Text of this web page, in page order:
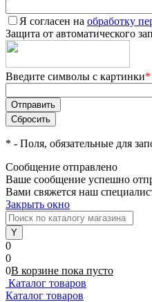
Я согласен на обработку
Защита от автоматического
Введите символы с картинки*
* - Поля, обязательные для
Сообщение отправлено
Ваше сообщение успешно
Вами свяжется наш
Закрыть окно
0
0
0В корзине пока пусто
Каталог товаров
Каталог товаров